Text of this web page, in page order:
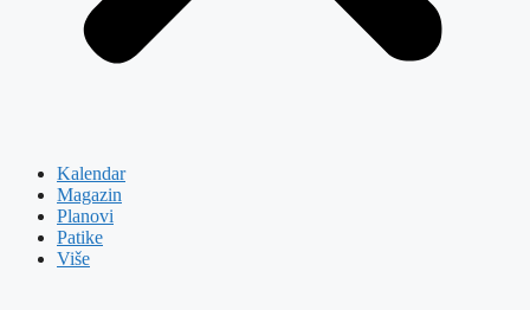
Kalendar
Magazin
Planovi
Patike
Više